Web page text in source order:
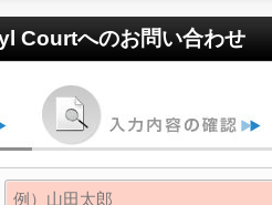
Courtへのお問い合わせ